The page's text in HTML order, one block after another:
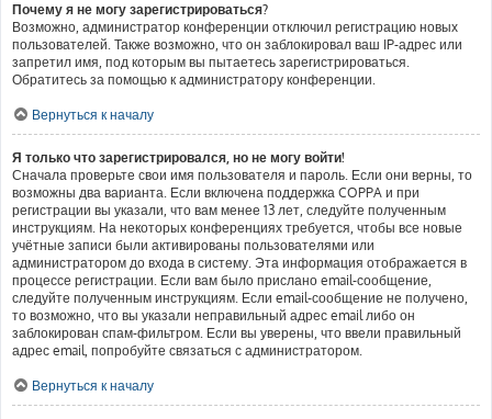
Почему я не могу зарегистрироваться?
Возможно, администратор конференции отключил регистрацию новых
пользователей. Также возможно, что он заблокировал ваш IP-адрес или
запретил имя, под которым вы пытаетесь зарегистрироваться.
Обратитесь за помощью к администратору конференции.
Вернуться к началу
Я только что зарегистрировался, но не могу войти!
Сначала проверьте свои имя пользователя и пароль. Если они верны, то
возможны два варианта. Если включена поддержка COPPA и при
регистрации вы указали, что вам менее 13 лет, следуйте полученным
инструкциям. На некоторых конференциях требуется, чтобы все новые
учётные записи были активированы пользователями или
администратором до входа в систему. Эта информация отображается в
процессе регистрации. Если вам было прислано email-сообщение,
следуйте полученным инструкциям. Если email-сообщение не получено,
то возможно, что вы указали неправильный адрес email либо он
заблокирован спам-фильтром. Если вы уверены, что ввели правильный
адрес email, попробуйте связаться с администратором.
Вернуться к началу